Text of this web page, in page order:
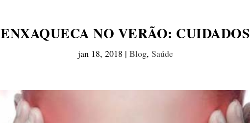
ENXAQUECA NO VERÃO: CUIDADOS
jan 18, 2018 | Blog, Saúde